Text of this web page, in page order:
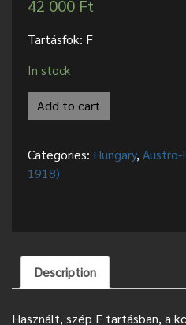
42 000 Ft
Tartásfok: F
In stock
Add to cart
Categories: Hungary, Austro-
1918)
Description
Használt, szép F tartásban, a